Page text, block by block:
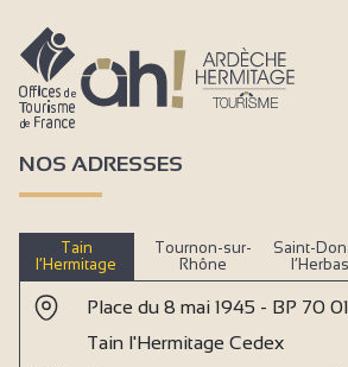
NOS ADRESSES
Tain
l’Hermitage
Tournon-sur-
Rhône
Saint-
Place du 8 mai 1945 - BP 70
Tain l'Hermitage Cedex